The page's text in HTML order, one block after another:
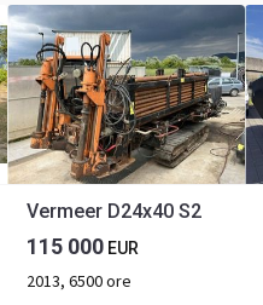
Vermeer D24x40 S2
115 000EUR
2013, 6500 ore